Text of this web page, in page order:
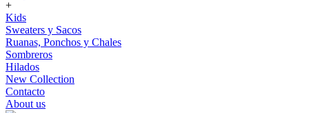
+
Kids
Sweaters y Sacos
Ruanas, Ponchos y Chales
Sombreros
Hilados
New Collection
Contacto
About us